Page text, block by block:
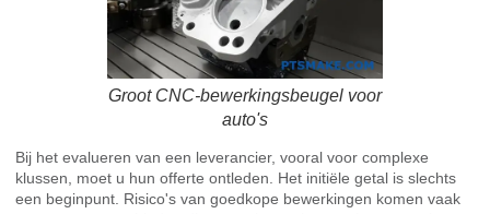
Groot CNC-bewerkingsbeugel voor
auto's
Bij het evalueren van een leverancier, vooral voor complexe
klussen, moet u hun offerte ontleden. Het initiële getal is slechts
een beginpunt. Risico's van goedkope bewerkingen komen vaak